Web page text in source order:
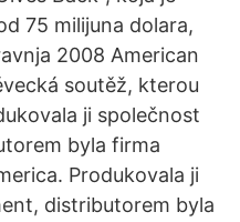
75 milijuna dolara,
2008 American
soutěž, kterou
ji společnost
byla firma
Produkovala ji
distributorem byla